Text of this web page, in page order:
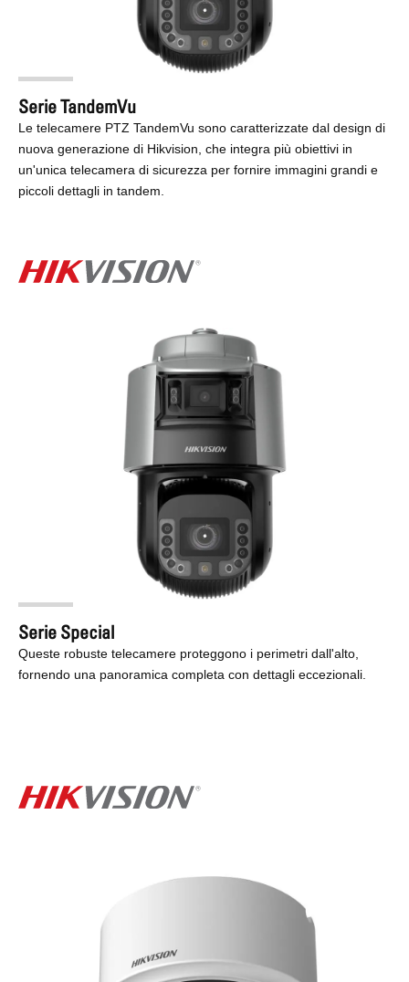
Serie TandemVu
Le telecamere PTZ TandemVu sono caratterizzate dal design di
nuova generazione di Hikvision, che integra più obiettivi in
un'unica telecamera di sicurezza per fornire immagini grandi e
piccoli dettagli in tandem.
Serie Special
Queste robuste telecamere proteggono i perimetri dall'alto,
fornendo una panoramica completa con dettagli eccezionali.